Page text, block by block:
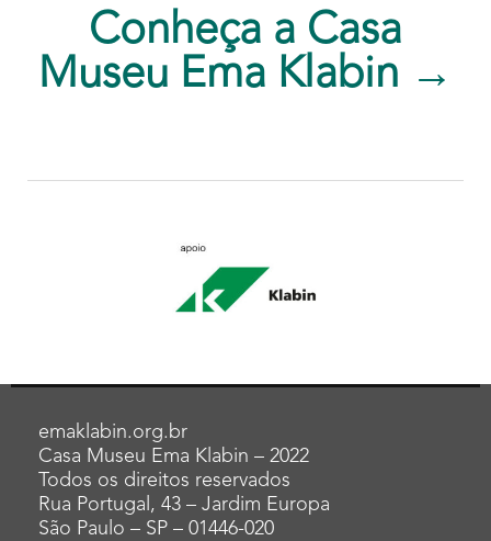
Conheça a Casa
Museu Ema Klabin →
emaklabin.org.br
Casa Museu Ema Klabin – 2022
Todos os direitos reservados
Rua Portugal, 43 – Jardim Europa
São Paulo – SP – 01446-020